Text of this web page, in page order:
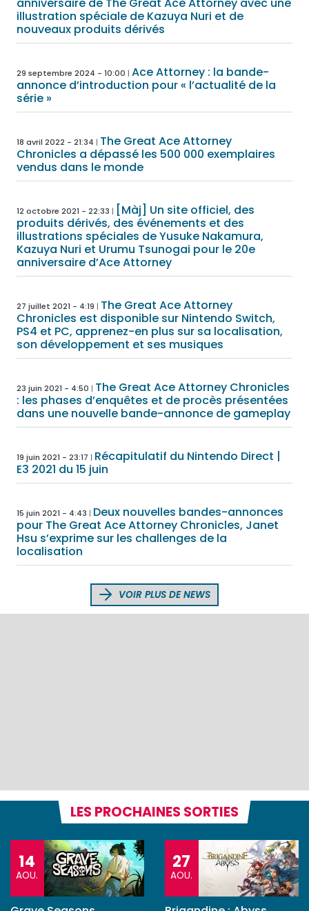
anniversaire de The Great Ace Attorney avec une
illustration spéciale de Kazuya Nuri et de
nouveaux produits dérivés
29 septembre 2024 - 10:00
Ace Attorney : la bande-
annonce d’introduction pour « l’actualité de la
série »
18 avril 2022 - 21:34
The Great Ace Attorney
Chronicles a dépassé les 500 000 exemplaires
vendus dans le monde
12 octobre 2021 - 22:33
[Màj] Un site officiel, des
produits dérivés, des événements et des
illustrations spéciales de Yusuke Nakamura,
Kazuya Nuri et Urumu Tsunogai pour le 20e
anniversaire d’Ace Attorney
27 juillet 2021 - 4:19
The Great Ace Attorney
Chronicles est disponible sur Nintendo Switch,
PS4 et PC, apprenez-en plus sur sa localisation,
son développement et ses musiques
23 juin 2021 - 4:50
The Great Ace Attorney Chronicles
: les phases d’enquêtes et de procès présentées
dans une nouvelle bande-annonce de gameplay
19 juin 2021 - 23:17
Récapitulatif du Nintendo Direct |
E3 2021 du 15 juin
15 juin 2021 - 4:43
Deux nouvelles bandes-annonces
pour The Great Ace Attorney Chronicles, Janet
Hsu s’exprime sur les challenges de la
localisation
VOIR PLUS DE NEWS
LES PROCHAINES SORTIES
14
AOU.
27
AOU.